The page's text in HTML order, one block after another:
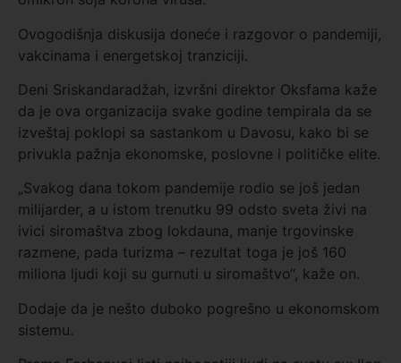
Ovogodišnja diskusija doneće i razgovor o pandemiji,
vakcinama i energetskoj tranziciji.
Deni Sriskandaradžah, izvršni direktor Oksfama kaže
da je ova organizacija svake godine tempirala da se
izveštaj poklopi sa sastankom u Davosu, kako bi se
privukla pažnja ekonomske, poslovne i političke elite.
„Svakog dana tokom pandemije rodio se još jedan
milijarder, a u istom trenutku 99 odsto sveta živi na
ivici siromaštva zbog lokdauna, manje trgovinske
razmene, pada turizma – rezultat toga je još 160
miliona ljudi koji su gurnuti u siromaštvo“, kaže on.
Dodaje da je nešto duboko pogrešno u ekonomskom
sistemu.